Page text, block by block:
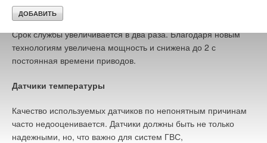
электромагнитная технология, и таким образом
предотвращается механический износ внутренних изделий.
Срок службы увеличивается в два раза. Благодаря новым
технологиям увеличена мощность и снижена до 2 с
постоянная времени приводов.
Датчики температуры
Качество используемых датчиков по непонятным причинам
часто недооценивается. Датчики должны быть не только
надежными, но, что важно для систем ГВС,